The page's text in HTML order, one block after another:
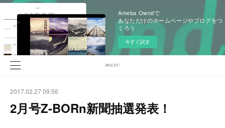
Ameba Owndで
あなただけのホームページやブログをつ
くろう
今すぐ試す
2017.02.27 09:56
2月号Z-BORn新聞抽選発表！